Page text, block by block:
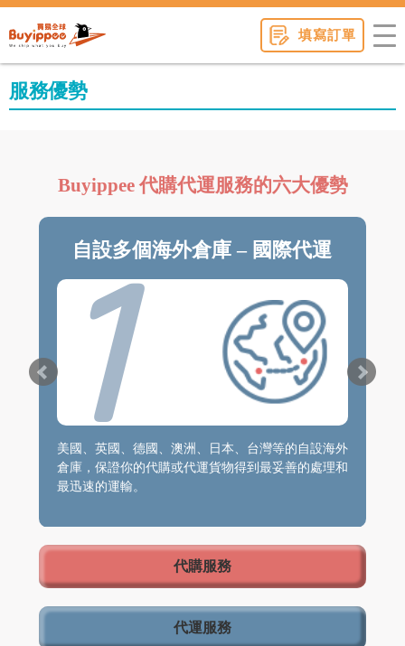
填寫訂單
服務優勢
Buyippee 代購代運服務的六大優勢
自設多個海外倉庫 – 國際代運
1
美國、英國、德國、澳洲、日本、台灣等的自設海外
倉庫，保證你的代購或代運貨物得到最妥善的處理和
最迅速的運輸。
代購服務
代運服務